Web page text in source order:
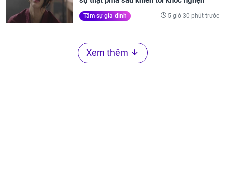
Tâm sự gia đình 5 giờ 30 phút trước
Xem thêm